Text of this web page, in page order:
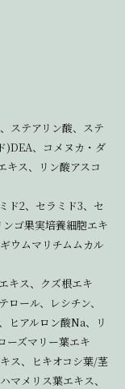
ステアリン酸、ステ
)DEA、コメヌカ・ダ
キス、リン酸アスコ
ド2、セラミド3、セ
ゴ果実培養細胞エキ
ウムマリチムムカル
キス、クズ根エキ
ール、レシチン、
ヒアルロン酸Na、リ
ーズマリー葉エキ
ス、ヒキオコシ葉/茎
マメリス葉エキス、